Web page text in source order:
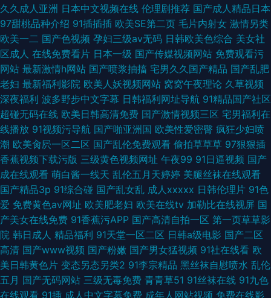
久久成人亚洲 日本中文视频在线 伦理剧推荐 国产成人精品日本
97甜桃品种介绍 91插插插 欧美SE第二页 毛片内射女 激情另类
欧美一二 国产色视频 孕妇三级av无码 日韩欧美色综合 美女社
区成人 在线免费看片 日本一级 国产传媒视频网站 免费观看污
网站 最新激情h网站 国产喷浆抽搐 宅男久久国产精品 国产乱肥
老妇 最新福利影院 欧美人妖视频网站 窝窝午夜理论 久草视频
深夜福利 波多野步中文字幕 日韩福利网址导航 91精品国产社区
超碰无码在线 欧美日韩高清免费 国产激情视频三区 宅男福利在
线播放 91视频污导航 国产啪亚洲国 欧美性爱密臀 疯狂少妇喷
潮 欧美肏屄一区二区 国产乱伦免费观看 偷拍草草草 97狠狠插
香蕉视频下载污版 三级黄色视频网址 午夜99 91日逼视频 国产
成在线观看 萌白酱一线天 乱伦五月天婷婷 美腿丝袜在线观看
国产精品3p 91综合碰 国产乱女乱 成人xxxxx 日韩伦理片 91色
爱 免费黄色av网址 欧美肥老妇 欧美在线tv 加勒比在线视屏 国
产美女在线免费 91香蕉污APP 国产高清自拍一区 第一页草草影
院 韩日成人 精品福利 91天堂一区二区 日韩a级电影 国产二区
高清 国产www视频 国产粉嫩 国产男女猛视频 91社在线看 欧
美日韩黄色片 变态另态另类2 91李宗精品 黑丝袜自慰喷水 乱伦
五月 国产无码网站 三级无毒免费 青青草51 91丝袜在线 91九色
在线观看 91插 成人中文字幕免费 成年人网站视频 免费在线影